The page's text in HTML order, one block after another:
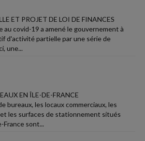
ET PROJET DE LOI DE FINANCES
au covid-19 a amené le gouvernement à
d'activité partielle par une série de
une...
EN ÎLE-DE-FRANCE
bureaux, les locaux commerciaux, les
les surfaces de stationnement situés
France sont...